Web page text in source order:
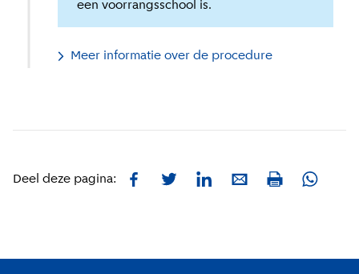
een voorrangsschool is.
Meer informatie over de procedure
Deel deze pagina: FacebookTwitterLinkedInE-mailPrint